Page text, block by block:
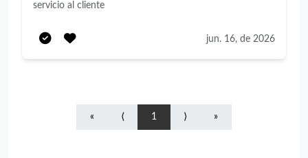
servicio al cliente
jun. 16, de 2026
« ⟨ 1 ⟩ »